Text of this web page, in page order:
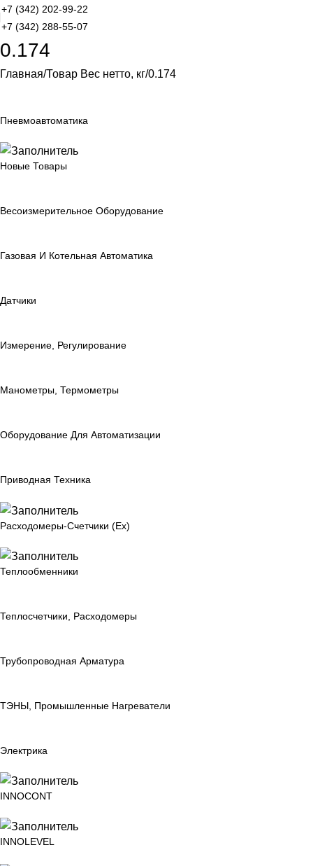
+7 (342) 202-99-22
+7 (342) 288-55-07
0.174
Главная Товар Вес нетто, кг 0.174
Пневмоавтоматика
Новые Товары
Весоизмерительное Оборудование
Газовая И Котельная Автоматика
Датчики
Измерение, Регулирование
Манометры, Термометры
Оборудование Для Автоматизации
Приводная Техника
Расходомеры-Счетчики (Ex)
Теплообменники
Теплосчетчики, Расходомеры
Трубопроводная Арматура
ТЭНЫ, Промышленные Нагреватели
Электрика
INNOCONT
INNOLEVEL